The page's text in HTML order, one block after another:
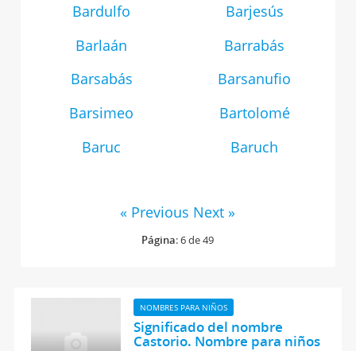
Bardulfo
Barjesús
Barlaán
Barrabás
Barsabás
Barsanufio
Barsimeo
Bartolomé
Baruc
Baruch
« Previous Next »
Página: 6 de 49
NOMBRES PARA NIÑOS
Significado del nombre
Castorio. Nombre para niños